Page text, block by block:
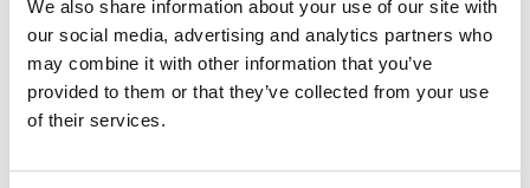
We also share information about your use of our site with
our social media, advertising and analytics partners who
may combine it with other information that you’ve
provided to them or that they’ve collected from your use
of their services.